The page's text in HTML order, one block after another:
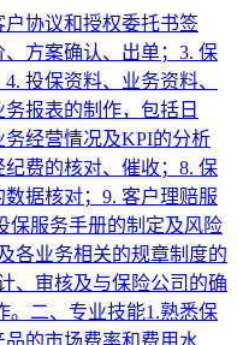
协议和授权委托书签
方案确认、出单；3. 保
投保资料、业务资料、
报表的制作，包括日
经营情况及KPI的分析
费的核对、催收；8. 保
据核对；9. 客户理赔服
保服务手册的制定及风险
各业务相关的规章制度的
、审核及与保险公司的确
。二、专业技能1.熟悉保
的市场费率和费用水